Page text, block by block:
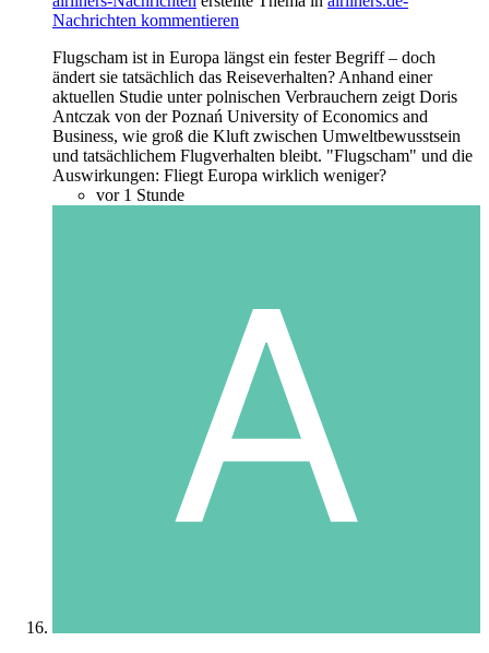
Nachrichten kommentieren
Flugscham ist in Europa längst ein fester Begriff – doch
ändert sie tatsächlich das Reiseverhalten? Anhand einer
aktuellen Studie unter polnischen Verbrauchern zeigt Doris
Antczak von der Poznań University of Economics and
Business, wie groß die Kluft zwischen Umweltbewusstsein
und tatsächlichem Flugverhalten bleibt. "Flugscham" und die
Auswirkungen: Fliegt Europa wirklich weniger?
vor 1 Stunde